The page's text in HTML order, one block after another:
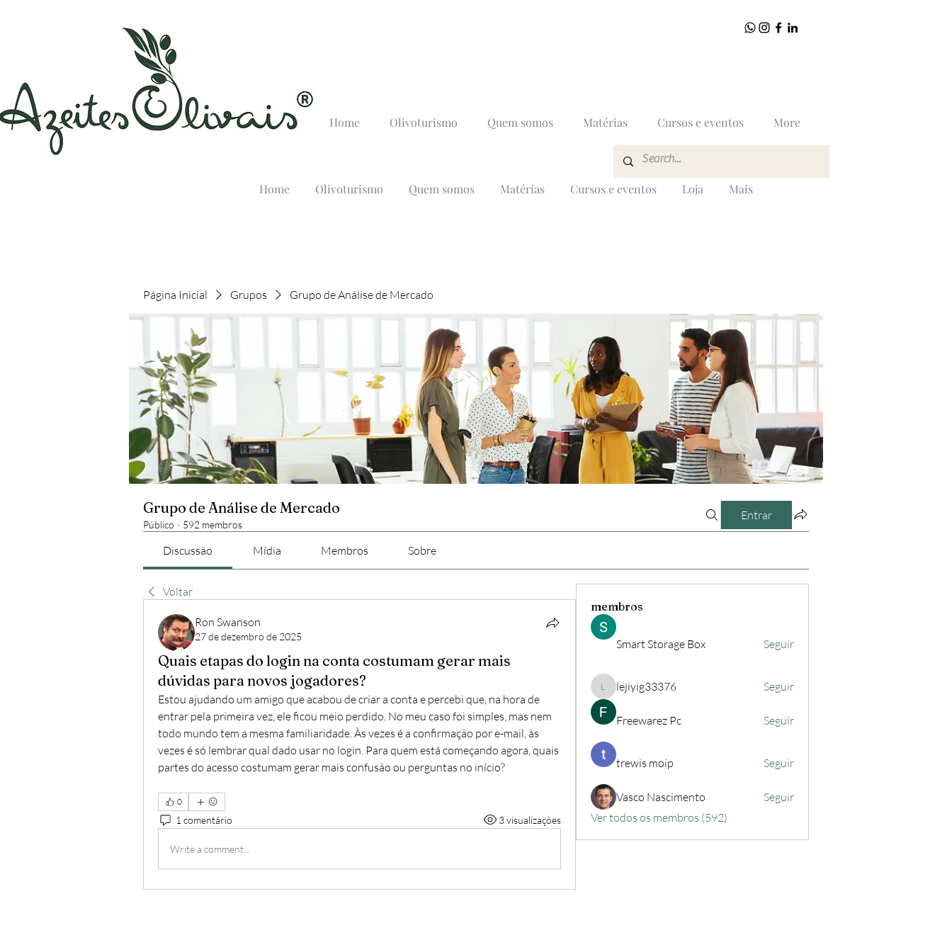
Home Olivoturismo Quem somos Matérias Cursos e eventos More
Página Inicial Grupos Grupo de Análise de Mercado
Grupo de Análise de Mercado
Público · 592 membros
Entrar
Discussão Mídia Membros Sobre
Voltar
Ron Swanson
27 de dezembro de 2025
Quais etapas do login na conta costumam gerar mais
dúvidas para novos jogadores?
Estou ajudando um amigo que acabou de criar a conta e percebi que, na hora de
entrar pela primeira vez, ele ficou meio perdido. No meu caso foi simples, mas nem
todo mundo tem a mesma familiaridade. Às vezes é a confirmação por e-mail, às
vezes é só lembrar qual dado usar no login. Para quem está começando agora, quais
partes do acesso costumam gerar mais confusão ou perguntas no início?
0
1 comentário 3 visualizações
Write a comment...
membros
Smart Storage Box Seguir
lejiyig33376
lejiyig33376 Seguir
Freewarez Pc Seguir
trewis moip Seguir
Vasco Nascimento
Seguir
Ver todos os membros (592)
Home Olivoturismo Quem somos Matérias Cursos e eventos Loja Mais